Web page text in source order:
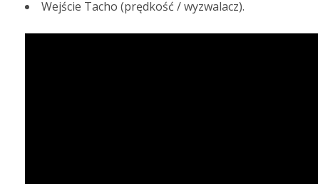
Wejście Tacho (prędkość / wyzwalacz).